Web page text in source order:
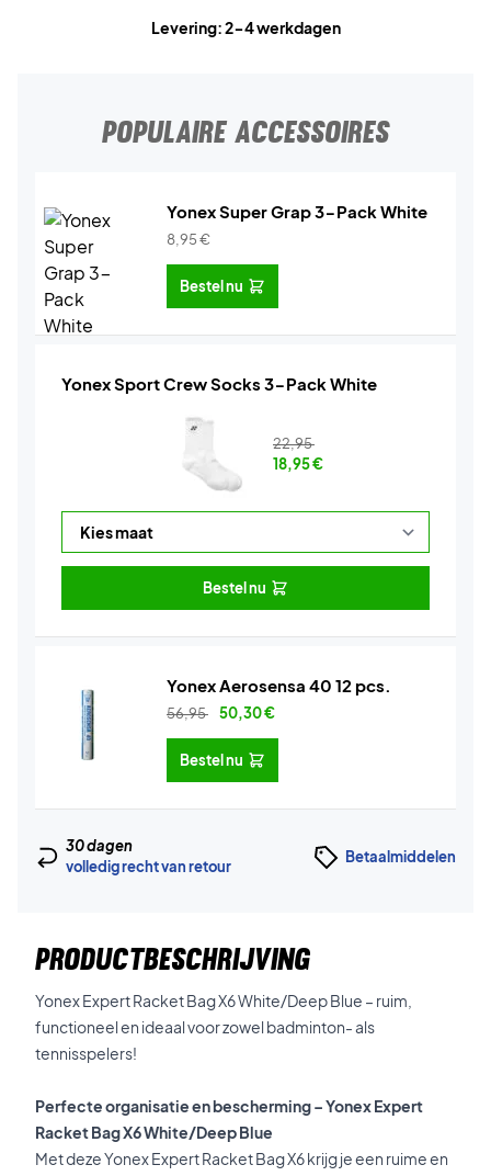
Levering: 2-4 werkdagen
POPULAIRE ACCESSOIRES
Yonex Super Grap 3-Pack White
8,95€
Bestel nu
Yonex Sport Crew Socks 3-Pack White
22,95
18,95€
Bestel nu
Yonex Aerosensa 40 12 pcs.
56,95 50,30€
Bestel nu
30 dagen
volledig recht van retour
Betaalmiddelen
PRODUCTBESCHRIJVING
Yonex Expert Racket Bag X6 White/Deep Blue – ruim,
functioneel en ideaal voor zowel badminton- als
tennisspelers!
Perfecte organisatie en bescherming – Yonex Expert
Racket Bag X6 White/Deep Blue
Met deze Yonex Expert Racket Bag X6 krijg je een ruime en